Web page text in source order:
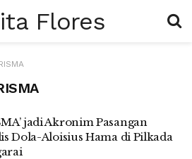
Flores
jadi Akronim Pasangan
Dola-Aloisius Hama di Pilkada